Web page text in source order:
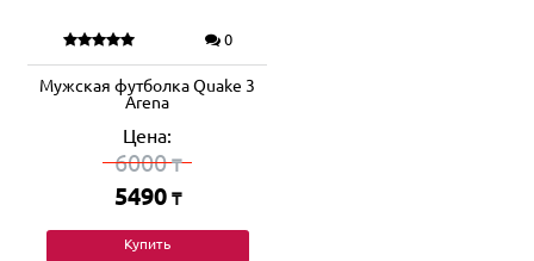
0
Мужская футболка Quake 3
Arena
Цена:
6000₸
5490 ₸
Купить